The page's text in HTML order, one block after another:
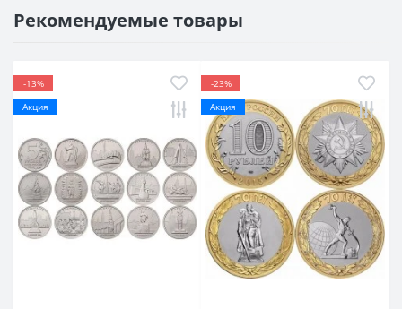
Рекомендуемые товары
-13%
Акция
-23%
Акция